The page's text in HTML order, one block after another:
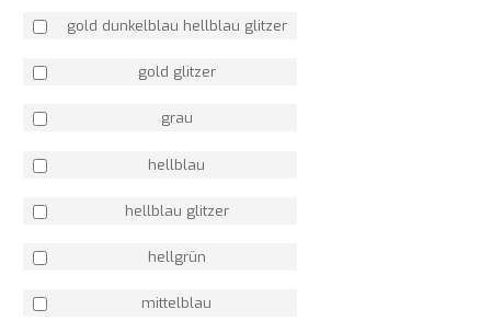
gold dunkelblau hellblau glitzer
gold glitzer
grau
hellblau
hellblau glitzer
hellgrün
mittelblau